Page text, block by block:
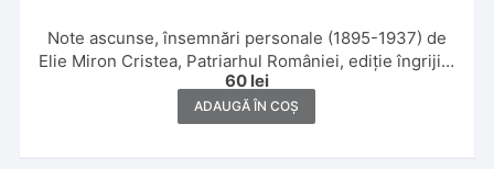
Note ascunse, însemnări personale (1895-1937) de
Elie Miron Cristea, Patriarhul României, ediție îngrijită
și notă asupra ediției de Maria și Pamfil Bilțiu, cuvânt
înainte, note științifice, comentarii de Gheorghe
Bodea, 1999, Cluj-Napoca
60 lei
ADAUGĂ ÎN COȘ